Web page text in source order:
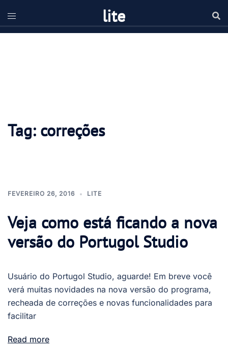
para
o
lite
Tag: correções
FEVEREIRO 26, 2016 LITE
Veja como está ficando a nova
versão do Portugol Studio
Usuário do Portugol Studio, aguarde! Em breve você
verá muitas novidades na nova versão do programa,
recheada de correções e novas funcionalidades para
facilitar
Read more